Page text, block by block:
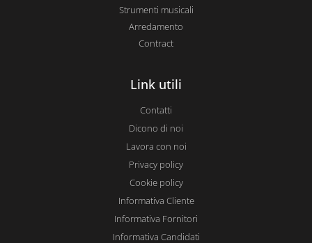
Strumenti musicali
Arredamento
Contract
Link utili
Contatti
Dicono di noi
Lavora con noi
Privacy policy
Cookie policy
Informativa Cliente
Informativa Fornitori
Informativa Candidati